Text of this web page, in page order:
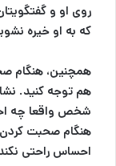
روی او و
که به او خیره
همچنین، هنگام
هم توجه کنید.
شخص واقعا چه
هنگام صحبت
احساس راحتی